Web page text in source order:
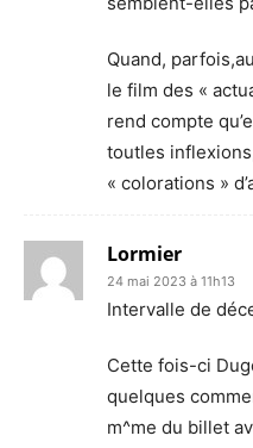
Quand,
le film des «
rend compte
toutles
« colorations »
Lormier
24 mai 2023 à 11h13
Intervalle de
Cette fois-ci
quelques
m^me du billet